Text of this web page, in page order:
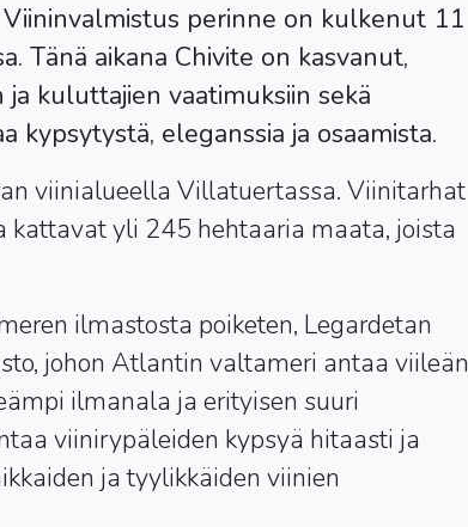
perinne on kulkenut 11
Tänä aikana Chivite on kasvanut,
kuluttajien vaatimuksiin sekä
kypsytystä, eleganssia ja osaamista.
viinialueella Villatuertassa. Viinitarhat
kattavat yli 245 hehtaaria maata, joista
ilmastosta poiketen, Legardetan
johon Atlantin valtameri antaa viileän
ilmanala ja erityisen suuri
viinirypäleiden kypsyä hitaasti ja
ja tyylikkäiden viinien